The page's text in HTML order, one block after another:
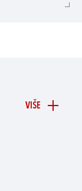
VIŠE